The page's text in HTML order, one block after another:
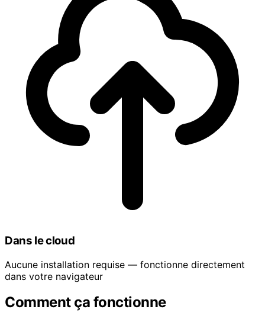
Dans le cloud
Aucune installation requise — fonctionne directement
dans votre navigateur
Comment ça fonctionne